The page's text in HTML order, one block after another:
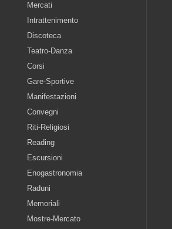
Mercati
Intrattenimento
Discoteca
Teatro-Danza
Corsi
Gare-Sportive
Manifestazioni
Convegni
Riti-Religiosi
Reading
Escursioni
Enogastronomia
Raduni
Memoriali
Mostre-Mercato